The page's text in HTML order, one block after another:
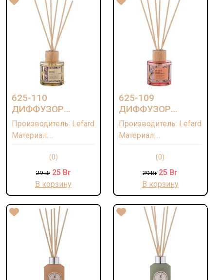
625-110
ДИФФУЗОР
АРОМАТИЧЕСКИЙ
"GO INTO NATURE"
100 МЛ
Производитель: Lefard
Материал:
ароматическая
композиция/Стекло/
Палочки-лавсан
Страна: КИТАЙ
(0)
29Br 25 Br
В корзину
625-109
ДИФФУЗОР
АРОМАТИЧЕСКИЙ
"BE KIND & LAUGH"
100 МЛ
Производитель: Lefard
Материал:
ароматическая
композиция/Стекло/
Палочки-лавсан
Страна: КИТАЙ
(0)
29Br 25 Br
В корзину